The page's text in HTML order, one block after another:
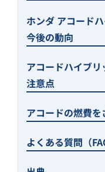
ホンダ アコード
今後の動向
アコードハイブ
注意点
アコードの燃費
よくある質問（